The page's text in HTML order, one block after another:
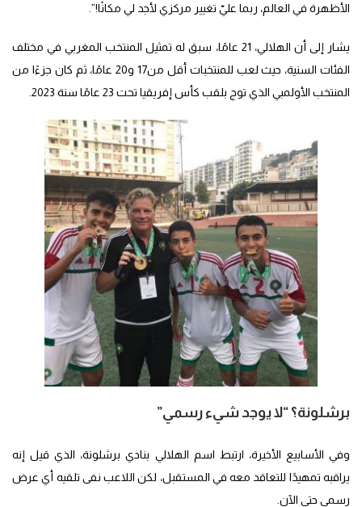
الأظهرة في العالم، ربما عليّ تغيير مركزي لأجد لي مكانًا!”.
يشار إلى أن الهلالي، 21 عامًا، سبق له تمثيل المنتخب المغربي في مختلف
الفئات السنية، حيث لعب للمنتخبات أقل من17 و20 عامًا، ثم كان جزءًا من
المنتخب الأولمبي الذي توج بلقب كأس إفريقيا تحت 23 عامًا سنة 2023.
برشلونة؟ “لا يوجد شيء رسمي”
وفي الأسابيع الأخيرة، ارتبط اسم الهلالي بنادي برشلونة، الذي قيل إنه
يراقبه تمهيدًا للتعاقد معه في المستقبل، لكن اللاعب نفى تلقيه أي عرض
رسمي حتى الآن.